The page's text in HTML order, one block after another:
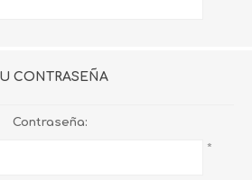
CONTRASEÑA
Contraseña:
*